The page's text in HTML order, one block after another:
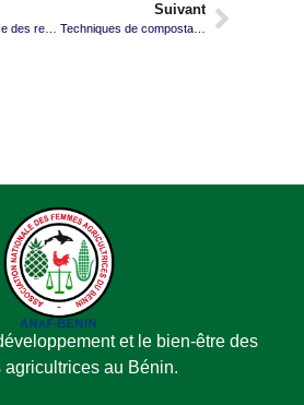
Utilisation efficace des ressources en eau
Suivant
Techniques de compostage pour enrichir le sol
et le bien-être des
agricultrices au Bénin.